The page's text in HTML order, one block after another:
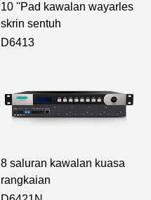
10 ''Pad kawalan wayarles
skrin sentuh
D6413
8 saluran kawalan kuasa
rangkaian